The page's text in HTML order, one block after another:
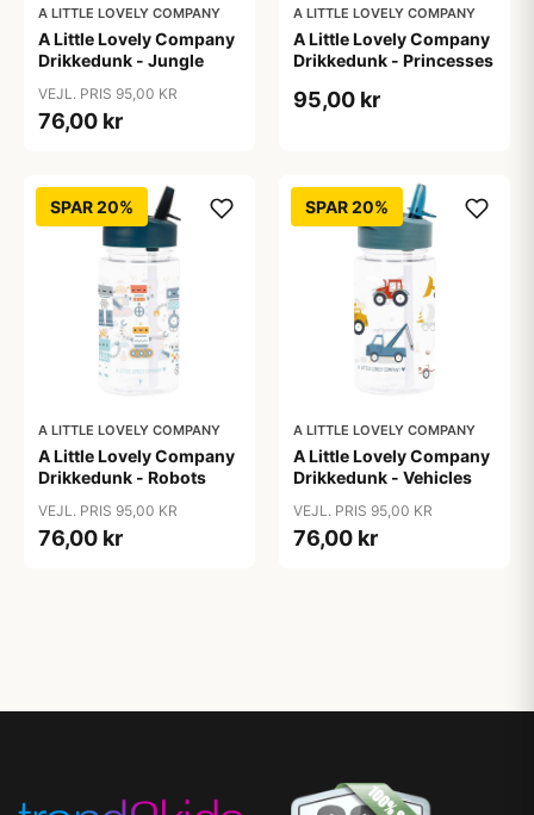
A LITTLE LOVELY COMPANY
A Little Lovely Company
Drikkedunk - Jungle
VEJL. PRIS 95,00 KR
76,00 kr
A LITTLE LOVELY COMPANY
A Little Lovely Company
Drikkedunk - Princesses
95,00 kr
SPAR 20%
A LITTLE LOVELY COMPANY
A Little Lovely Company
Drikkedunk - Robots
VEJL. PRIS 95,00 KR
76,00 kr
SPAR 20%
A LITTLE LOVELY COMPANY
A Little Lovely Company
Drikkedunk - Vehicles
VEJL. PRIS 95,00 KR
76,00 kr